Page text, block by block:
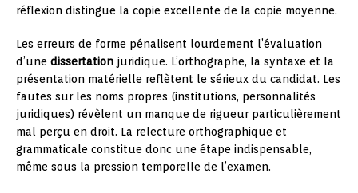
réflexion distingue la copie excellente de la copie moyenne.
Les erreurs de forme pénalisent lourdement l’évaluation
d’une dissertation juridique. L’orthographe, la syntaxe et la
présentation matérielle reflètent le sérieux du candidat. Les
fautes sur les noms propres (institutions, personnalités
juridiques) révèlent un manque de rigueur particulièrement
mal perçu en droit. La relecture orthographique et
grammaticale constitue donc une étape indispensable,
même sous la pression temporelle de l’examen.